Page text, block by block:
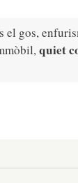
el gos,
quiet